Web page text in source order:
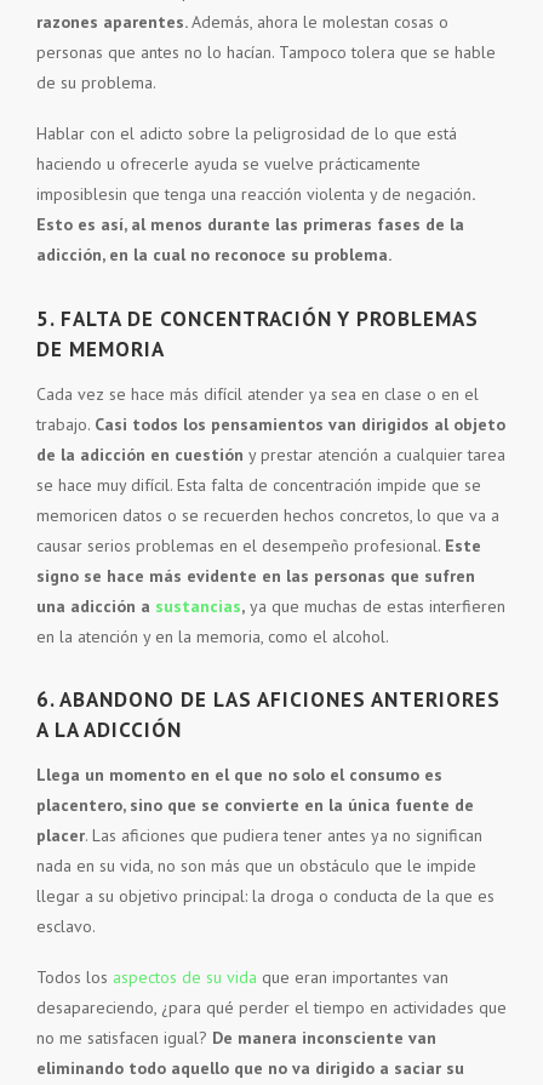
razones aparentes.Además, ahora le molestan cosas o
personas que antes no lo hacían. Tampoco tolera que se hable
de su problema.
Hablar con el adicto sobre la peligrosidad de lo que está
haciendo u ofrecerle ayuda se vuelve prácticamente
imposiblesin que tenga una reacción violenta y de negación.
Esto es así, al menos durante las primeras fases de la
adicción, en la cual no reconoce su problema.
5. FALTA DE CONCENTRACIÓN Y PROBLEMAS
DE MEMORIA
Cada vez se hace más difícil atender ya sea en clase o en el
trabajo. Casi todos los pensamientos van dirigidos al objeto
de la adicción en cuestión y prestar atención a cualquier tarea
se hace muy difícil. Esta falta de concentración impide que se
memoricen datos o se recuerden hechos concretos, lo que va a
causar serios problemas en el desempeño profesional. Este
signo se hace más evidente en las personas que sufren
una adicción a sustancias, ya que muchas de estas interfieren
en la atención y en la memoria, como el alcohol.
6. ABANDONO DE LAS AFICIONES ANTERIORES
A LA ADICCIÓN
Llega un momento en el que no solo el consumo es
placentero, sino que se convierte en la única fuente de
placer. Las aficiones que pudiera tener antes ya no significan
nada en su vida, no son más que un obstáculo que le impide
llegar a su objetivo principal: la droga o conducta de la que es
esclavo.
Todos los aspectos de su vida que eran importantes van
desapareciendo, ¿para qué perder el tiempo en actividades que
no me satisfacen igual? De manera inconsciente van
eliminando todo aquello que no va dirigido a saciar su